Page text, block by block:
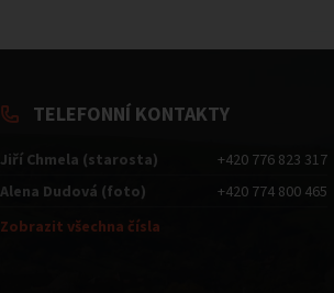
TELEFONNÍ KONTAKTY
Jiří Chmela (starosta)
+420 776 823 317
Alena Dudová (foto)
+420 774 800 465
Zobrazit všechna čísla